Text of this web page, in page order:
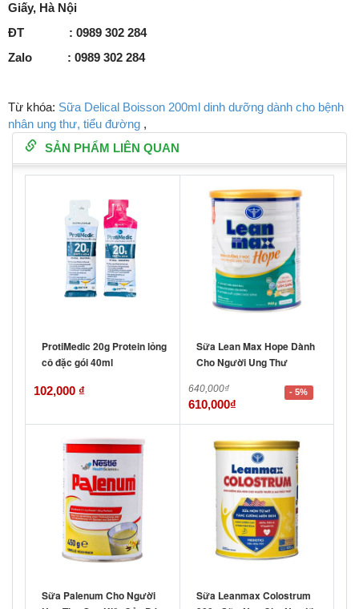
Giấy, Hà Nội
ĐT : 0989 302 284
Zalo : 0989 302 284
Từ khóa: Sữa Delical Boisson 200ml dinh dưỡng dành cho bệnh
nhân ung thư, tiểu đường ,
SẢN PHẨM LIÊN QUAN
ProtiMedic 20g Protein lỏng
cô đặc gói 40ml
102,000 ₫
Sữa Lean Max Hope Dành
Cho Người Ung Thư
640,000₫
610,000₫
- 5%
Sữa Palenum Cho Người
Sữa Leanmax Colostrum